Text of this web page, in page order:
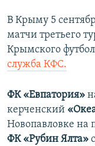
Все сайты RFE/
В Крыму 5
матчи третьего
Крымского
служба КФС.
ФК «Евпатория»
керченский
Новопавловке на
ФК «Рубин Ялта»